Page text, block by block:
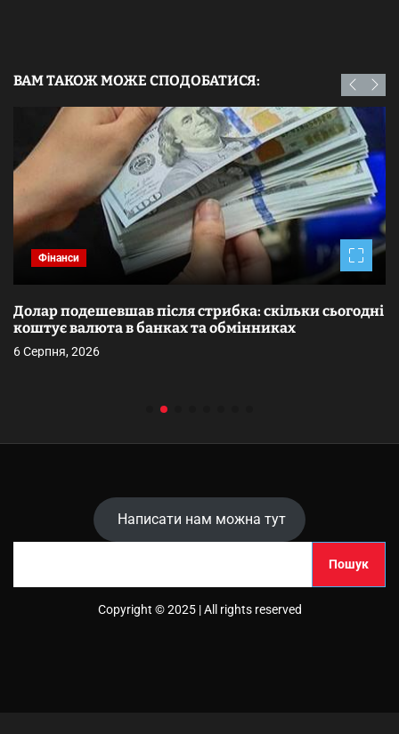
ВАМ ТАКОЖ МОЖЕ СПОДОБАТИСЯ:
Фінанси
Долар подешевшав після стрибка: скільки сьогодні
коштує валюта в банках та обмінниках
6 Серпня, 2026
Написати нам можна тут
Пошук
Copyright © 2025 | All rights reserved